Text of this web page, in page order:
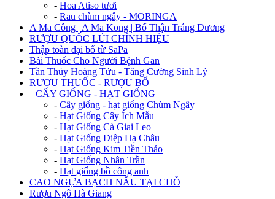
- Hoa Atiso tươi
- Rau chùm ngây - MORINGA
A Ma Công | A Ma Kong | Bổ Thận Tráng Dương
RƯỢU QUỐC LỦI CHÍNH HIỆU
Thập toàn đại bổ từ SaPa
Bài Thuốc Cho Người Bệnh Gan
Tần Thủy Hoàng Tửu - Tăng Cường Sinh Lý
RƯỢU THUỐC - RƯỢU BỔ
CÂY GIỐNG - HẠT GIỐNG
- Cây giống - hạt giống Chùm Ngây
- Hạt Giống Cây Ích Mẫu
- Hạt Giống Cà Giai Leo
- Hạt Giống Diệp Hạ Châu
- Hạt Giống Kim Tiền Thảo
- Hạt Giống Nhân Trần
- Hạt giống bồ công anh
CAO NGỰA BẠCH NẤU TẠI CHỖ
Rượu Ngô Hà Giang